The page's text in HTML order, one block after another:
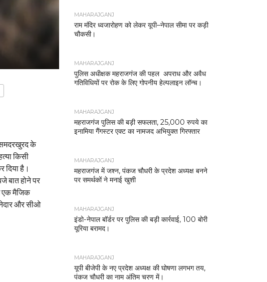
समदरखुरद के
किसी
दिया है।
बात होने पर
एक मैजिक
और सीओ
MAHARAJGANJ
राम मंदिर ध्वजारोहण को लेकर यूपी–नेपाल सीमा पर कड़ी
चौकसी।
MAHARAJGANJ
पुलिस अधीक्षक महराजगंज की पहल अपराध और अवैध
गतिविधियों पर रोक के लिए गोपनीय हेल्पलाइन लॉन्च।
MAHARAJGANJ
महराजगंज पुलिस की बड़ी सफलता, 25,000 रुपये का
इनामिया गैंगस्टर एक्ट का नामजद अभियुक्त गिरफ्तार
MAHARAJGANJ
महराजगंज में जश्न, पंकज चौधरी के प्रदेश अध्यक्ष बनने
पर समर्थकों ने मनाई खुशी
MAHARAJGANJ
इंडो-नेपाल बॉर्डर पर पुलिस की बड़ी कार्रवाई, 100 बोरी
यूरिया बरामद।
MAHARAJGANJ
यूपी बीजेपी के नए प्रदेश अध्यक्ष की घोषणा लगभग तय,
पंकज चौधरी का नाम अंतिम चरण में।